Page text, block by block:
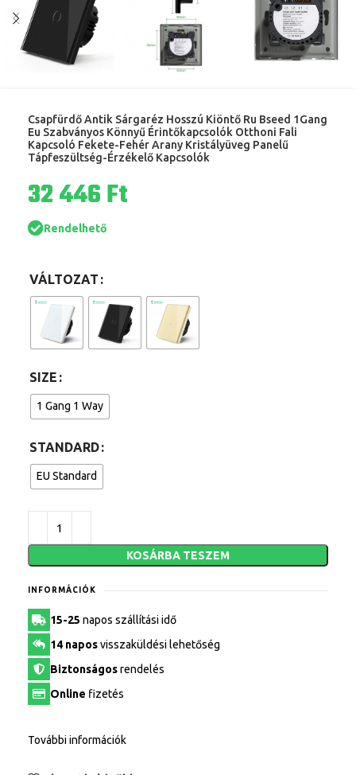
Csapfürdő Antik Sárgaréz Hosszú Kiöntő Ru Bseed 1Gang
Eu Szabványos Könnyű Érintőkapcsolók Otthoni Fali
Kapcsoló Fekete-Fehér Arany Kristályüveg Panelű
Tápfeszültség-Érzékelő Kapcsolók
Ft
Rendelhető
VÁLTOZAT
SIZE
1 Gang 1 Way
STANDARD
EU Standard
KOSÁRBA TESZEM
INFORMÁCIÓK
15-25 napos szállítási idő
14 naposvisszaküldési lehetőség
Biztonságosrendelés
Online fizetés
További információk